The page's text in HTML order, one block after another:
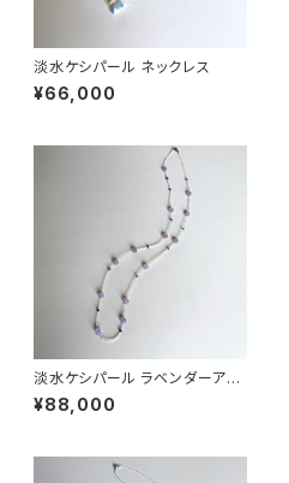
淡水ケシパール ネックレス
¥66,000
淡水ケシパール ラベンダーアメ
シスト ステーションネックレス
¥88,000